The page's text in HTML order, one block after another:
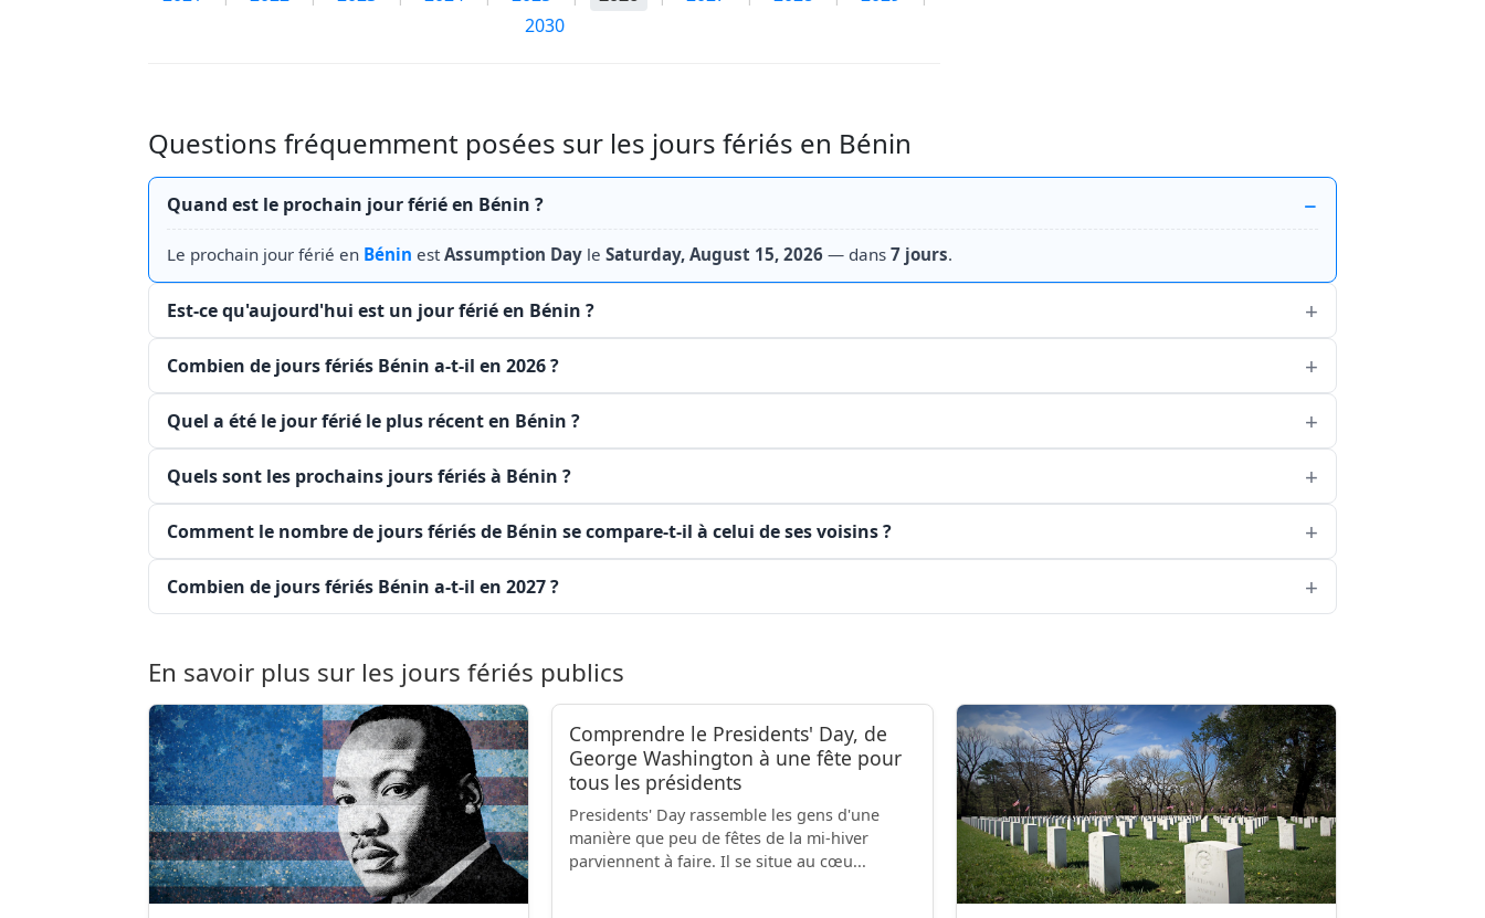
2030
Questions fréquemment posées sur les jours fériés en Bénin
Quand est le prochain jour férié en Bénin ?
Le prochain jour férié en Bénin estAssumption Day le Saturday, August 15, 2026 — dans 7 jours.
Est-ce qu'aujourd'hui est un jour férié en Bénin ?
Combien de jours fériés Bénin a-t-il en 2026 ?
Quel a été le jour férié le plus récent en Bénin ?
Quels sont les prochains jours fériés à Bénin ?
Comment le nombre de jours fériés de Bénin se compare-t-il à celui de ses voisins ?
Combien de jours fériés Bénin a-t-il en 2027 ?
En savoir plus sur les jours fériés publics
Comprendre le Presidents' Day, de
George Washington à une fête pour
tous les présidents
Presidents' Day rassemble les gens d'une
manière que peu de fêtes de la mi-hiver
parviennent à faire. Il se situe au cœu...